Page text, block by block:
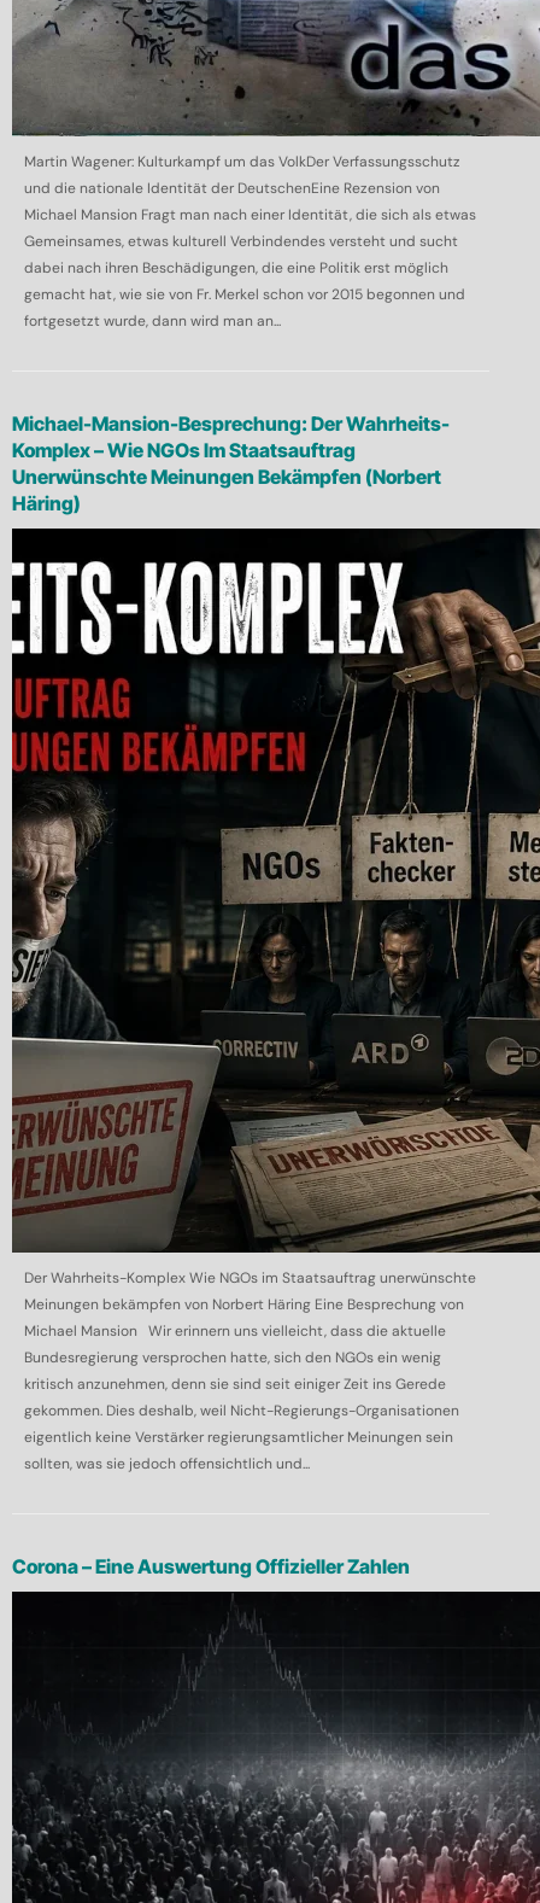
Martin Wagener: Kulturkampf um das VolkDer Verfassungsschutz
und die nationale Identität der DeutschenEine Rezension von
Michael Mansion Fragt man nach einer Identität, die sich als etwas
Gemeinsames, etwas kulturell Verbindendes versteht und sucht
dabei nach ihren Beschädigungen, die eine Politik erst möglich
gemacht hat, wie sie von Fr. Merkel schon vor 2015 begonnen und
fortgesetzt wurde, dann wird man an...
Michael-Mansion-Besprechung: Der Wahrheits-
Komplex – Wie NGOs Im Staatsauftrag
Unerwünschte Meinungen Bekämpfen (Norbert
Häring)
Der Wahrheits-Komplex Wie NGOs im Staatsauftrag unerwünschte
Meinungen bekämpfen von Norbert Häring Eine Besprechung von
Michael Mansion Wir erinnern uns vielleicht, dass die aktuelle
Bundesregierung versprochen hatte, sich den NGOs ein wenig
kritisch anzunehmen, denn sie sind seit einiger Zeit ins Gerede
gekommen. Dies deshalb, weil Nicht-Regierungs-Organisationen
eigentlich keine Verstärker regierungsamtlicher Meinungen sein
sollten, was sie jedoch offensichtlich und...
Corona – Eine Auswertung Offizieller Zahlen